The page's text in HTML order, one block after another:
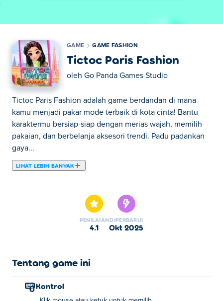
GAME GAME FASHION
Tictoc Paris Fashion
oleh Go Panda Games Studio
Tictoc Paris Fashion adalah game berdandan di mana
kamu menjadi pakar mode terbaik di kota cinta! Bantu
karaktermu bersiap-siap dengan merias wajah, memilih
pakaian, dan berbelanja aksesori trendi. Padu padankan
gaya...
LIHAT LEBIH BANYAK
karaktermu bersiap-siap dengan merias wajah, memilih
pakaian, dan berbelanja aksesori trendi. Padu padankan
gaya chic untuk menciptakan tampilan Paris yang
Bagaimana cara bermain Tictoc Paris Fashion?
Klik atau ketuk untuk membuat pilihan.
PENILAIAN
4.1
DIPERBARUI
Okt 2025
Tentang game ini
Kontrol